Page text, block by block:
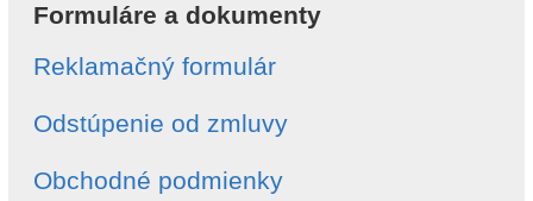
Formuláre a dokumenty
Reklamačný formulár
Odstúpenie od zmluvy
Obchodné podmienky